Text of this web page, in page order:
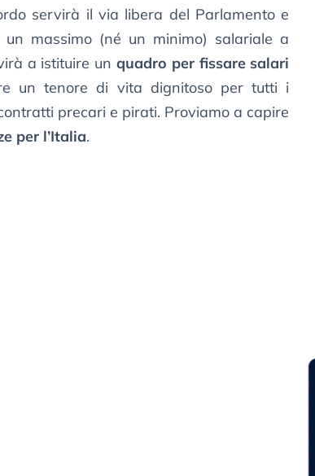
servirà il via libera del Parlamento e
massimo (né un minimo) salariale a
a istituire unquadro per fissare salari
un tenore di vita dignitoso per tutti i
precari e pirati. Proviamo a capire
per l’Italia.